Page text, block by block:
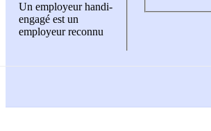
Un employeur handi-
engagé est un
employeur reconnu